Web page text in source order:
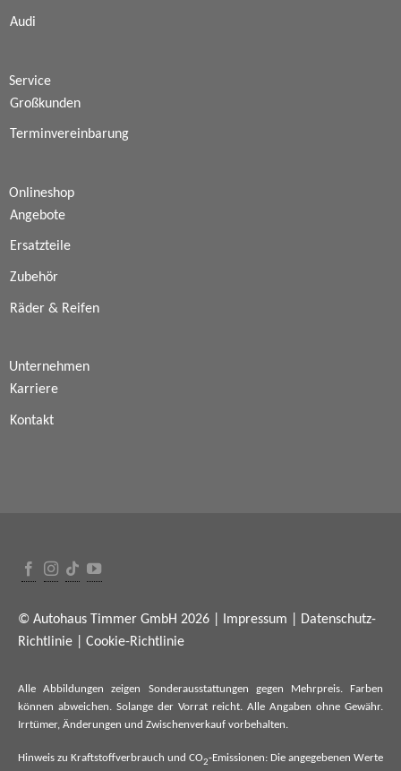
Audi
Service
Großkunden
Terminvereinbarung
Onlineshop
Angebote
Ersatzteile
Zubehör
Räder & Reifen
Unternehmen
Karriere
Kontakt
© Autohaus Timmer GmbH 2026 | Impressum
Datenschutz-
Richtlinie
Cookie-Richtlinie
Alle Abbildungen zeigen Sonderausstattungen gegen Mehrpreis. Farben
können abweichen. Solange der Vorrat reicht. Alle Angaben ohne Gewähr.
Irrtümer, Änderungen und Zwischenverkauf vorbehalten.
Hinweis zu Kraftstoffverbrauch und CO2-Emissionen: Die angegebenen Werte